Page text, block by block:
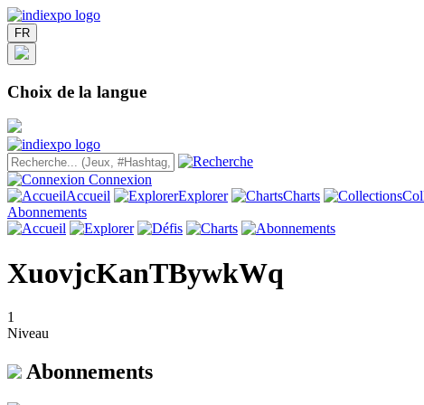
FR
Choix de la langue
Connexion
Accueil
Explorer Charts
Abonnements
XuovjcKanTBywkWq
1
Niveau
Abonnements